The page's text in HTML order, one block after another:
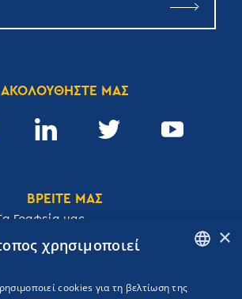
ΑΚΟΛΟΥΘΗΣΤΕ ΜΑΣ
ΒΡΕΙΤΕ ΜΑΣ
Γραφεία μας
32, 106 72, Αθήνα, Ελλάδα
×
χρησιμοποιεί
cookies για τη βελτίωση της